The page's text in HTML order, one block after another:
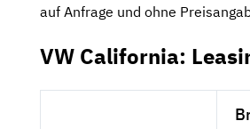
auf Anfrage und ohne
VW California: